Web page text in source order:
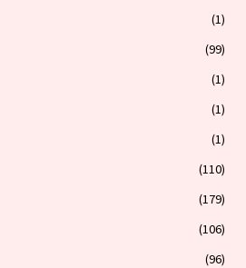
(1)
(99)
(1)
(1)
(1)
(110)
(179)
(106)
(96)